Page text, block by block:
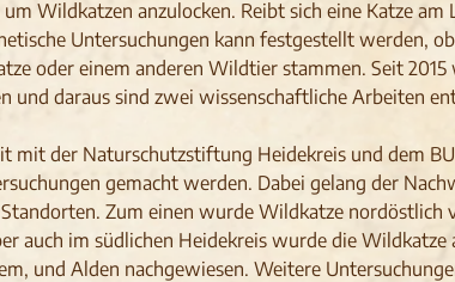
Wildkatzen anzulocken. Reibt sich eine Katze am
Untersuchungen kann festgestellt werden,
oder einem anderen Wildtier stammen. Seit
und daraus sind zwei wissenschaftliche Arbeiten
mit der Naturschutzstiftung Heidekreis und dem
gemacht werden. Dabei gelang der
Zum einen wurde Wildkatze nordöstlich
auch im südlichen Heidekreis wurde die Wildkatze
und Alden nachgewiesen. Weitere